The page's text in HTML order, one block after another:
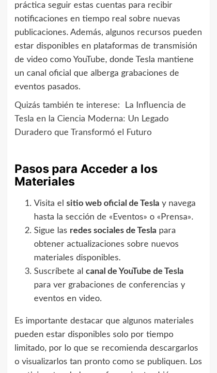
práctica seguir estas cuentas para recibir
notificaciones en tiempo real sobre nuevas
publicaciones. Además, algunos recursos pueden
estar disponibles en plataformas de transmisión
de video como YouTube, donde Tesla mantiene
un canal oficial que alberga grabaciones de
eventos pasados.
Quizás también te interese:
La Influencia de
Tesla en la Ciencia Moderna: Un Legado
Duradero que Transformó el Futuro
Pasos para Acceder a los
Materiales
Visita el sitio web oficial de Tesla y navega
hasta la sección de «Eventos» o «Prensa».
Sigue las redes sociales de Tesla para
obtener actualizaciones sobre nuevos
materiales disponibles.
Suscríbete al canal de YouTube de Tesla
para ver grabaciones de conferencias y
eventos en video.
Es importante destacar que algunos materiales
pueden estar disponibles solo por tiempo
limitado, por lo que se recomienda descargarlos
o visualizarlos tan pronto como se publiquen. Los